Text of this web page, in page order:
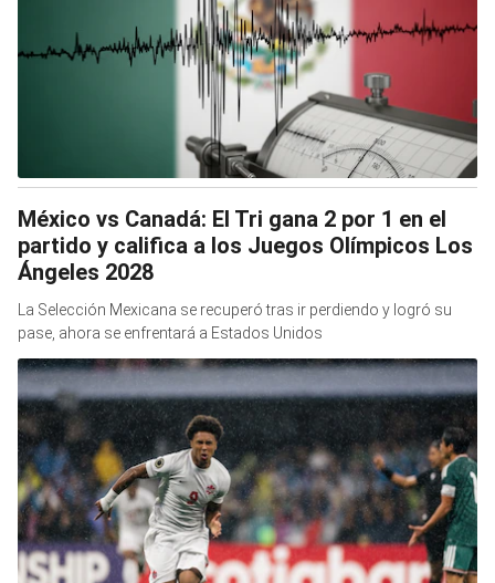
México vs Canadá: El Tri gana 2 por 1 en el
partido y califica a los Juegos Olímpicos Los
Ángeles 2028
La Selección Mexicana se recuperó tras ir perdiendo y logró su
pase, ahora se enfrentará a Estados Unidos